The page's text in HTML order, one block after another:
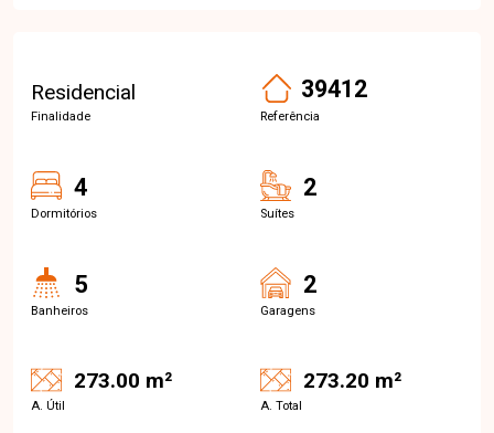
Residencial
Finalidade
39412
Referência
4
Dormitórios
2
Suítes
5
Banheiros
2
Garagens
273.00 m²
A. Útil
273.20 m²
A. Total